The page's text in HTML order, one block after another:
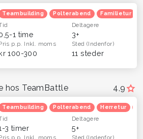
Teambuilding Polterabend Familietur
1 time
Deltagere
3+
p.p. Inkl. moms
100-300
Sted(Indenfor)
11 steder
4,9
hos TeamBattle
Teambuilding Polterabend Herretur
3 timer
Deltagere
5+
p.p. Inkl. moms Sted(Indenfor)